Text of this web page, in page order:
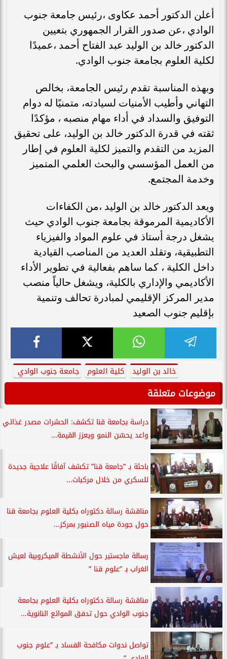
أعلن الدكتور أحمد عكاوى ،رئيس جامعة جنوب
الوادي ،عن صدور القرار الجمهوري بتعيين
الدكتور خالد بن الوليد عبد الفتاح أحمد ،عميدًا
لكلية العلوم بجامعة جنوب الوادي.
وبهذه المناسبة تقدم رئيس الجامعة، بخالص
التهاني وأطيب الأمنيات لسيادته، متمنيًا له دوام
التوفيق والسداد في أداء مهام منصبه ، مؤكدًا
ثقته في قدرة الدكتور خالد بن الوليد، على تحقيق
المزيد من التقدم والتميز لكلية العلوم في إطار
من العمل المؤسسي والبحث العلمي المتميز
وخدمة المجتمع.
ويعد الدكتور خالد بن الوليد ،من الكفاءات
الأكاديمية المرموقة بجامعة جنوب الوادي حيث
يشغل درجة أستاذ في علوم المواد والفيزياء
التطبيقية، وتقلد العديد من المناصب القيادية
داخل الكلية ، كما ساهم بفعالية في تطوير الأداء
الأكاديمي والإداري بالكلية، ويشغل حالياً منصب
مدير المركز الإقليمي لمبادرة تحالف وتنمية
بإقليم جنوب الصعيد
خالد بن الوليد كلية العلوم جامعة جنوب الوادي
موضوعات متعلقة
دراسة بجامعة قنا تكشف: الحشرات مصدر غذائي
واعد يحسّن النمو ويعزز القيمة...
باحثة بـ ”جامعة قنا” تكشف آفاقًا علاجية جديدة
للسكري من خلال مركبات...
مناقشة رسالة دكتوراه بكلية العلوم بجامعة قنا
حول جودة مياه الصنبور بمركز...
رسالة ماجستير حول الأنشطة الميكروبية لعيش
الغراب بـ ”علوم قنا ”
مناقشة رسالة دكتوراه بكلية العلوم بجامعة
جنوب الوادي حول تدفق الموائع النانوية...
تواصل ندوات مكافحة الفساد بـ ”علوم جنوب